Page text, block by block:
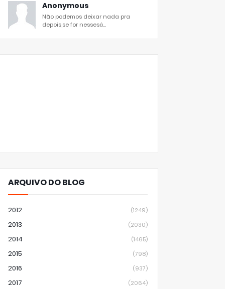
Anonymous
Não podemos deixar nada pra
depois,se for nessesá...
ARQUIVO DO BLOG
2012 (1249)
2013 (2030)
2014 (1465)
2015 (798)
2016 (937)
2017 (2064)